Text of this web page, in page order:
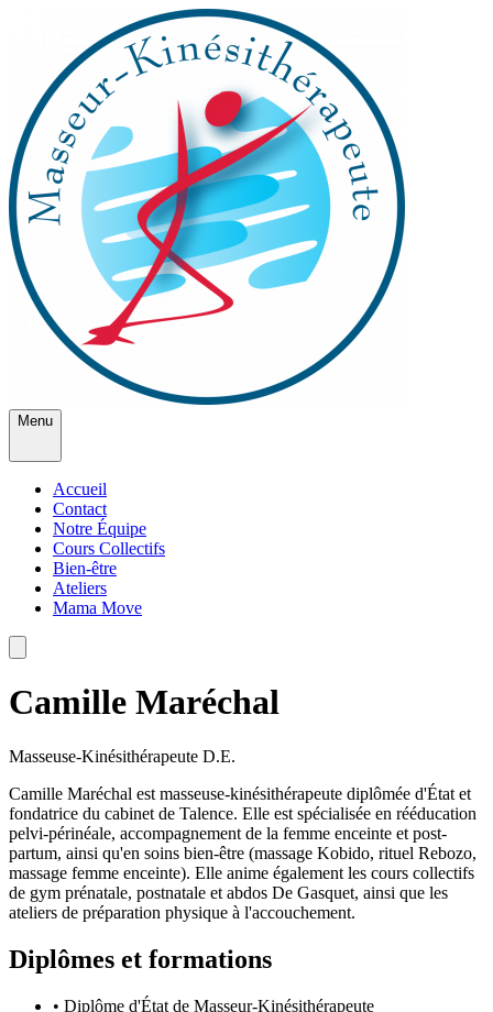
Menu
Accueil
Contact
Notre Équipe
Cours Collectifs
Bien-être
Ateliers
Mama Move
Camille Maréchal
Masseuse-Kinésithérapeute D.E.
Camille Maréchal est masseuse-kinésithérapeute diplômée d'État et
fondatrice du cabinet de Talence. Elle est spécialisée en rééducation
pelvi-périnéale, accompagnement de la femme enceinte et post-
partum, ainsi qu'en soins bien-être (massage Kobido, rituel Rebozo,
massage femme enceinte). Elle anime également les cours collectifs
de gym prénatale, postnatale et abdos De Gasquet, ainsi que les
ateliers de préparation physique à l'accouchement.
Diplômes et formations
• Diplôme d'État de Masseur-Kinésithérapeute